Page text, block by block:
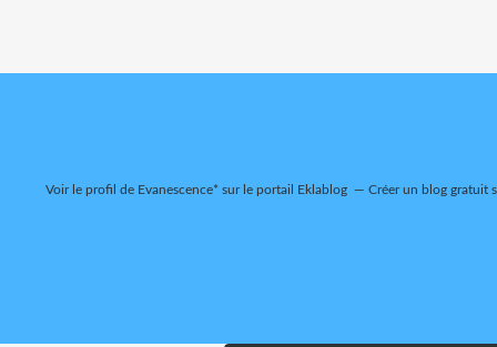
Voir le profil de Evanescence* sur le portail Eklablog Créer un blog gratuit